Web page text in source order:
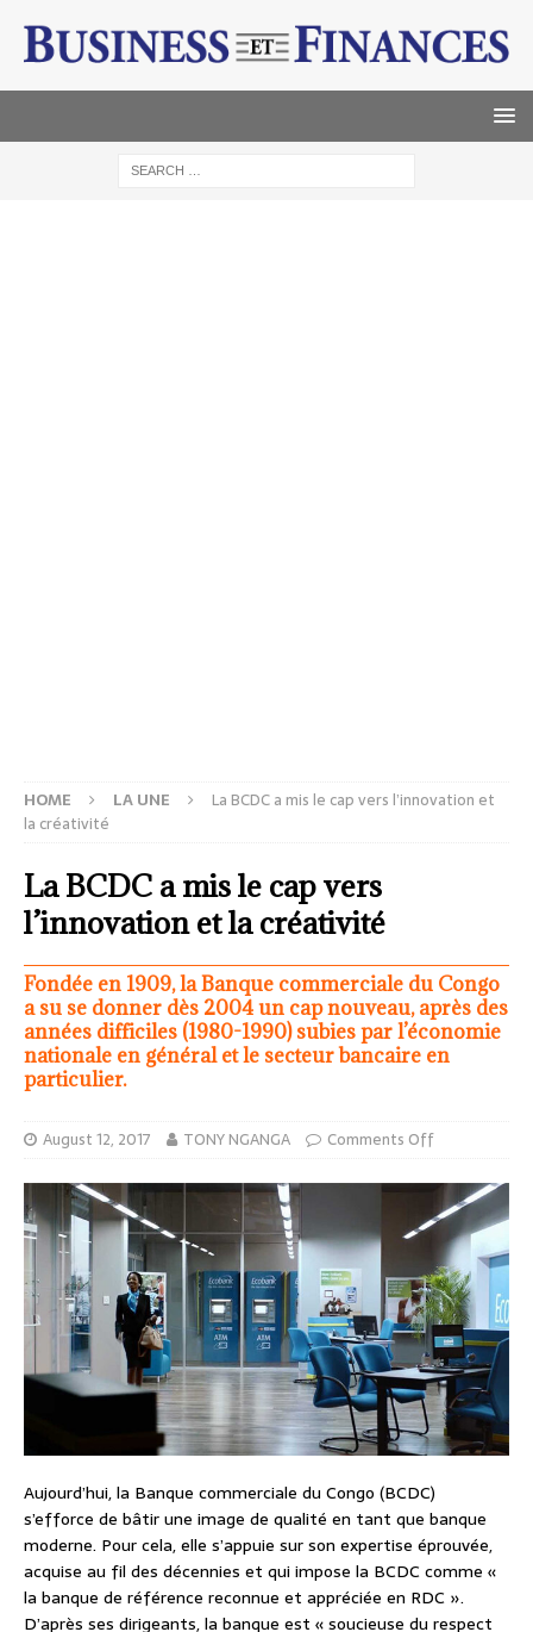
HOME LA UNE
La BCDC a mis le cap vers l’innovation et
la créativité
La BCDC a mis le cap vers
l’innovation et la créativité
Fondée en 1909, la Banque commerciale du Congo
a su se donner dès 2004 un cap nouveau, après des
années difficiles (1980-1990) subies par l’économie
nationale en général et le secteur bancaire en
particulier.
August 12, 2017 TONY NGANGA Comments Off
Aujourd’hui, la Banque commerciale du Congo (BCDC)
s’efforce de bâtir une image de qualité en tant que banque
moderne. Pour cela, elle s’appuie sur son expertise éprouvée,
acquise au fil des décennies et qui impose la BCDC comme «
la banque de référence reconnue et appréciée en RDC ».
D’après ses dirigeants, la banque est « soucieuse du respect